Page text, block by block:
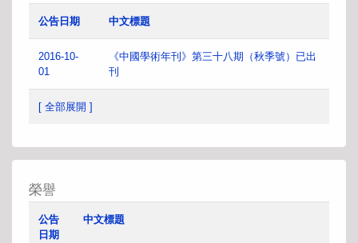
公告日期 中文標題
2016-10-
01
《中國學術年刊》第三十八期（秋季號）已出
刊
[ 全部展開 ]
榮譽
公告
日期
中文標題